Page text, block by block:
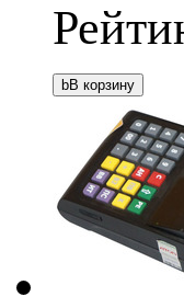
bВ корзину